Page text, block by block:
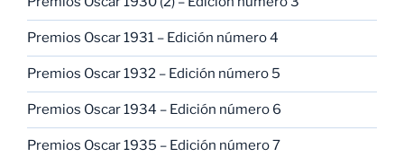
Premios Oscar 1931 – Edición número 4
Premios Oscar 1932 – Edición número 5
Premios Oscar 1934 – Edición número 6
Premios Oscar 1935 – Edición número 7